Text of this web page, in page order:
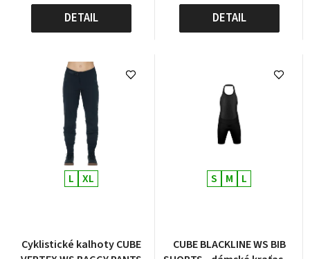
DETAIL DETAIL
L XL
Cyklistické kalhoty CUBE
S M L
CUBE BLACKLINE WS BIB